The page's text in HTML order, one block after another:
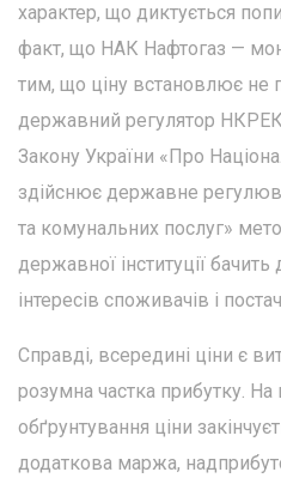
характер, що диктується
факт, що НАК Нафтогаз —
тим, що ціну встановлює не
державний регулятор
Закону України «Про
здійснює державне
та комунальних послуг»
державної інституції
інтересів споживачів і
Справді, всередині ціни є
розумна частка прибутку.
обґрунтування ціни
додаткова маржа,